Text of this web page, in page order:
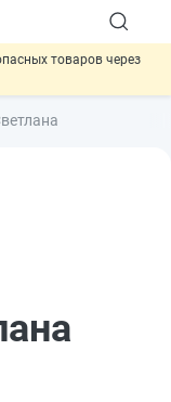
товаров через
в ТК РФ#новости
ИЖС с эскроу-
трудовых и ГПХ-